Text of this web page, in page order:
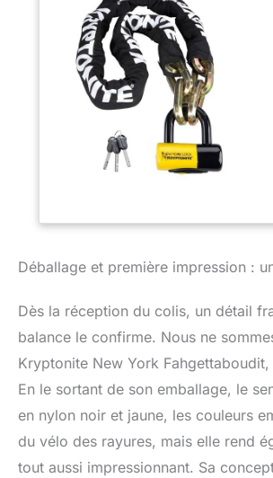
Déballage et première impression :
Dès la réception du colis, un détail
balance le confirme. Nous ne
Kryptonite New York
En le sortant de son emballage, le
en nylon noir et jaune, les couleurs
du vélo des rayures, mais elle rend
tout aussi impressionnant. Sa